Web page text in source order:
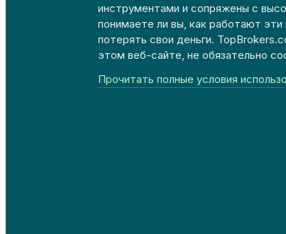
инструментами и сопряжены с
понимаете ли вы, как работают
потерять свои деньги.
этом веб-сайте, не обязательно
Прочитать полные условия